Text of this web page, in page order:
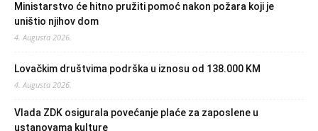
Ministarstvo će hitno pružiti pomoć nakon požara koji je
uništio njihov dom
4. Augusta 2026.
Lovačkim društvima podrška u iznosu od 138.000 KM
4. Augusta 2026.
Vlada ZDK osigurala povećanje plaće za zaposlene u
ustanovama kulture